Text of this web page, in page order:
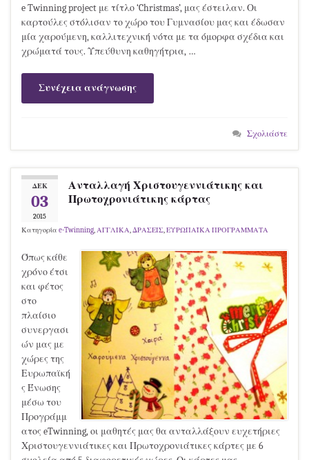
e Twinning project με τίτλο ‘Christmas’, μας έστειλαν. Οι
καρτούλες στόλισαν το χώρο του Γυμνασίου μας και έδωσαν
μία χαρούμενη, καλλιτεχνική νότα με τα όμορφα σχέδια και
χρώματά τους. Υπεύθυνη καθηγήτρια, …
Συνέχεια ανάγνωσης
Σχολιάστε
ΔΕΚ
03
2015
Ανταλλαγή Χριστουγεννιάτικης και
Πρωτοχρονιάτικης κάρτας
Κατηγορία e-Twinning,ΑΓΓΛΙΚΑ,ΔΡΑΣΕΙΣ,ΕΥΡΩΠΑΪΚΑ ΠΡΟΓΡΑΜΜΑΤΑ
Όπως κάθε
χρόνο έτσι
και φέτος
στο
πλαίσιο
συνεργασι
ών μας με
χώρες της
Ευρωπαϊκή
ς Ένωσης
μέσω του
Προγράμμ
ατος eTwinning, οι μαθητές μας θα ανταλλάξουν ευχετήριες
Χριστουγεννιάτικες και Πρωτοχρονιάτικες κάρτες με 6